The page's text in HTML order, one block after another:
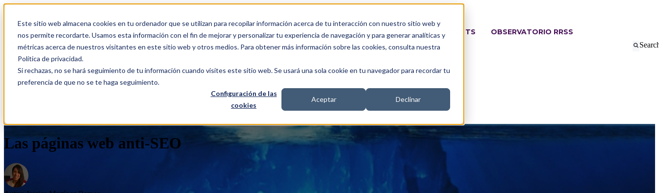
Este sitio web almacena cookies en tu ordenador que se utilizan para recopilar información acerca de tu interacción con nuestro sitio web y
nos permite recordarte. Usamos esta información con el fin de mejorar y personalizar tu experiencia de navegación y para generar analíticas y
métricas acerca de nuestros visitantes en este sitio web y otros medios. Para obtener más información sobre las cookies, consulta nuestra
Política de privacidad.
Si rechazas, no se hará seguimiento de tu información cuando visites este sitio web. Se usará una sola cookie en tu navegador para recordar tu
preferencia de que no se te haga seguimiento.
Configuración de las
cookies
Aceptar Declinar
Show submenu for SERVICES SERVICES MANIFESTO HYBRID TEAM CASOS INSIGHTS OBSERVATORIO RRSS
CONTACTO
Las páginas web anti-SEO